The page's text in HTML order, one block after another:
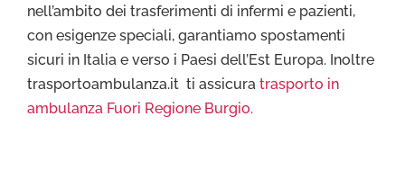
nell’ambito dei trasferimenti di infermi e pazienti,
con esigenze speciali, garantiamo spostamenti
sicuri in Italia e verso i Paesi dell’Est Europa. Inoltre
trasportoambulanza.it ti assicura trasporto in
ambulanza Fuori Regione Burgio.